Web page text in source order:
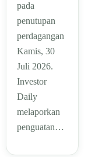
pada
penutupan
perdagangan
Kamis, 30
Juli 2026.
Investor
Daily
melaporkan
penguatan…